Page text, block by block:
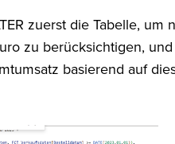
zuerst die Tabelle, um
zu berücksichtigen,
basierend auf